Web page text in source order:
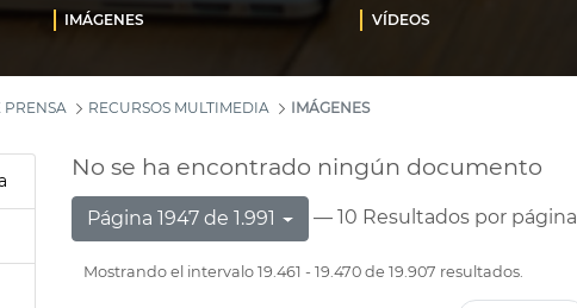
IMÁGENES VÍDEOS
PRENSA RECURSOS MULTIMEDIA IMÁGENES
No se ha encontrado ningún documento
Página 1947 de 1.991 — 10 Resultados por página
Mostrando el intervalo 19.461 - 19.470 de 19.907 resultados.